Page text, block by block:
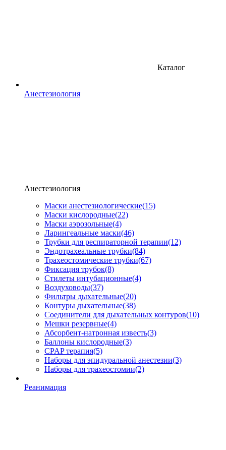
Каталог
Анестезиология
Анестезиология
Маски анестезиологические(15)
Маски кислородные(22)
Маски аэрозольные(4)
Ларингеальные маски(46)
Трубки для респираторной терапии(12)
Эндотрахеальные трубки(84)
Трахеостомические трубки(67)
Фиксация трубок(8)
Стилеты интубационные(4)
Воздуховоды(37)
Фильтры дыхательные(20)
Контуры дыхательные(38)
Соединители для дыхательных контуров(10)
Мешки резервные(4)
Абсорбент-натронная известь(3)
Баллоны кислородные(3)
CPAP терапия(5)
Наборы для эпидуральной анестезии(3)
Наборы для трахеостомии(2)
Реанимация